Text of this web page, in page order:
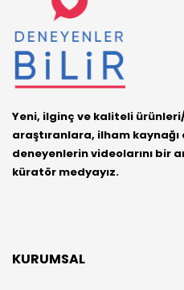
Yeni, ilginç ve kaliteli
araştıranlara, ilham
deneyenlerin videolarını bir
küratör medyayız.
KURUMSAL